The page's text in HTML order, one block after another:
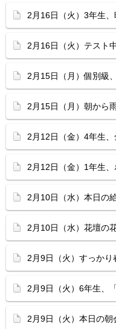
2月16日（火）3年生
2月16日（火）テスト
2月15日（月）個別級
2月15日（月）朝から
2月12日（金）4年生
2月12日（金）1年生
2月10日（水）本日の
2月10日（水）花壇の
2月9日（火）すっか
2月9日（火）6年生、
2月9日（火）本日の朝